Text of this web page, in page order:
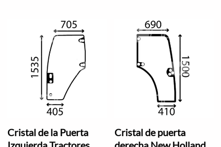
Cristal de la Puerta
Cristal de puerta